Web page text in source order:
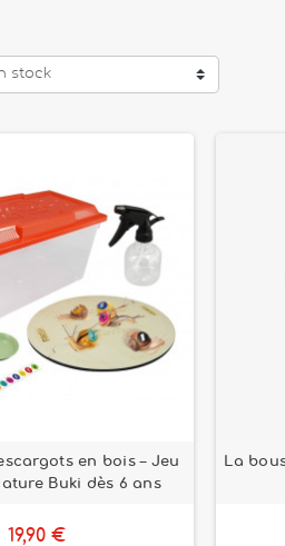
exploration passionnante !
stock
en bois – Jeu
Buki dès 6 ans
19,90 €
La